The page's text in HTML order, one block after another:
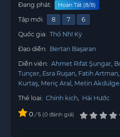
Đang phát:
Hoàn Tất (8/8)
Tập mới: 8 7
6
Quốc gia: Thổ Nhĩ Kỳ
Đạo diễn: Bertan Başaran
Diễn viên: Ahmet Rıfat Şungar
Tunçer Esra Ruşan Fatih Artman
Kurtaş Meriç Aral Metin
Thể loại: Chính kịch Hài Hước
0 / 5 0 đánh giá